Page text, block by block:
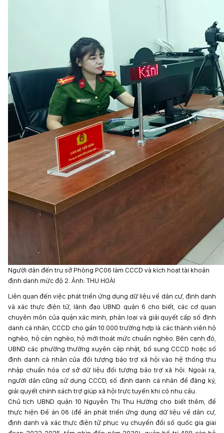
Người dân đến trụ sở Phòng PC06 làm CCCD và kích hoạt tài khoản
định danh mức độ 2. Ảnh: THU HOÀI
Liên quan đến việc phát triển ứng dụng dữ liệu về dân cư, định danh
và xác thực điện tử, lãnh đạo UBND quận 6 cho biết, các cơ quan
chuyên môn của quận xác minh, phân loại và giải quyết cấp số định
danh cá nhân, CCCD cho gần 10.000 trường hợp là các thành viên hộ
nghèo, hộ cận nghèo, hộ mới thoát mức chuẩn nghèo. Bên cạnh đó,
UBND các phường thường xuyên cập nhật, bổ sung CCCD hoặc số
định danh cá nhân của đối tượng bảo trợ xã hội vào hệ thống thu
nhập chuẩn hóa cơ sở dữ liệu đối tượng bảo trợ xã hội. Ngoài ra,
người dân cũng sử dụng CCCD, số định danh cá nhân để đăng ký,
giải quyết chính sách trợ giúp xã hội trực tuyến khi có nhu cầu.
Chủ tịch UBND quận 10 Nguyễn Thị Thu Hường cho biết thêm, để
thực hiện Đề án 06 (đề án phát triển ứng dụng dữ liệu về dân cư,
định danh và xác thực điện tử phục vụ chuyển đổi số quốc gia giai